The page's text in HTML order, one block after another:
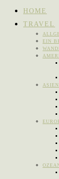
HOME
TRAVEL
EIN
ASIEN